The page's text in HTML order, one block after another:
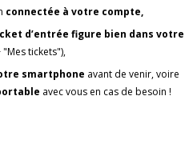
connectée à votre compte,
d’entrée figure bien dans votre
tickets"),
smartphone avant de venir, voire
avec vous en cas de besoin !